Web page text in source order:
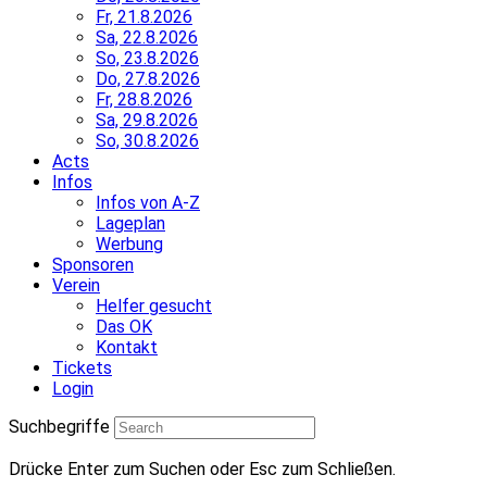
Fr, 21.8.2026
Sa, 22.8.2026
So, 23.8.2026
Do, 27.8.2026
Fr, 28.8.2026
Sa, 29.8.2026
So, 30.8.2026
Acts
Infos
Infos von A-Z
Lageplan
Werbung
Sponsoren
Verein
Helfer gesucht
Das OK
Kontakt
Tickets
Login
Suchbegriffe
Drücke Enter zum Suchen oder Esc zum Schließen.